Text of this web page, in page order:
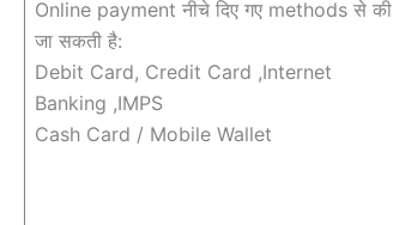
Online payment नीचे दिए गए methods से की
जा सकती है:
Debit Card, Credit Card ,Internet
Banking ,IMPS
Cash Card / Mobile Wallet